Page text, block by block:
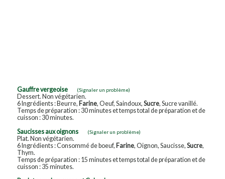
Gauffre vergeoise (Signaler un problème)
Dessert. Non végétarien.
6 Ingrédients : Beurre, Farine, Oeuf, Saindoux, Sucre, Sucre vanillé.
Temps de préparation : 30 minutes et temps total de préparation et de
cuisson : 30 minutes.
Saucisses aux oignons
(Signaler un problème)
Plat. Non végétarien.
6 Ingrédients : Consommé de boeuf, Farine, Oignon, Saucisse, Sucre,
Thym.
Temps de préparation : 15 minutes et temps total de préparation et de
cuisson : 35 minutes.